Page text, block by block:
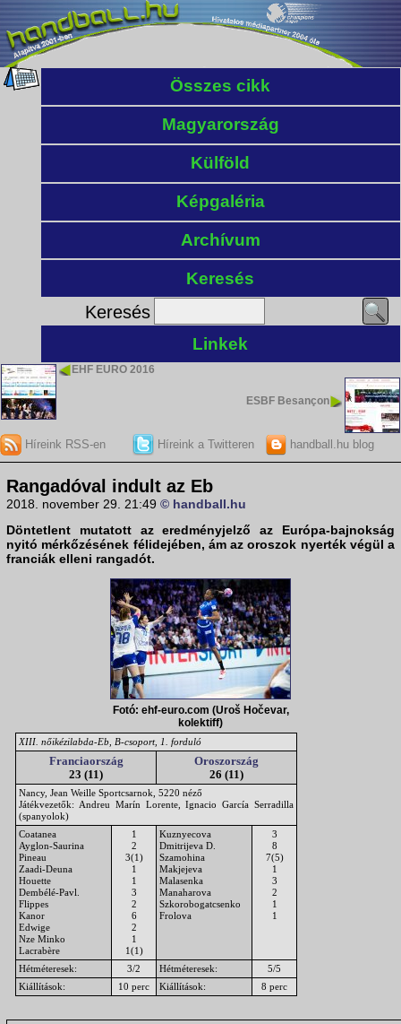
Összes cikk
Magyarország
Külföld
Képgaléria
Archívum
Keresés
Keresés
Linkek
EHF EURO 2016
ESBF Besançon
Híreink RSS-en Híreink a Twitteren handball.hu blog
Rangadóval indult az Eb
2018. november 29. 21:49 © handball.hu
Döntetlent mutatott az eredményjelző az Európa-bajnokság
nyitó mérkőzésének félidejében, ám az oroszok nyerték végül a
franciák elleni rangadót.
Fotó: ehf-euro.com (Uroš Hočevar,
kolektiff)
XIII. nőikézilabda-Eb, B-csoport, 1. forduló
Franciaország
23 (11)
Oroszország
26 (11)
Nancy, Jean Weille Sportcsarnok, 5220 néző
Játékvezetők: Andreu Marín Lorente, Ignacio García Serradilla
(spanyolok)
Coatanea
Ayglon-Saurina
Pineau
Zaadi-Deuna
Houette
Dembélé-Pavl.
Flippes
Kanor
Edwige
Nze Minko
Lacrabère
1
2
3(1)
1
1
3
2
6
2
1
1(1)
Kuznyecova
Dmitrijeva D.
Szamohina
Makjejeva
Malasenka
Manaharova
Szkorobogatcsenko
Frolova
3
8
7(5)
1
3
2
1
1
Hétméteresek: 3/2 Hétméteresek:
5/5
Kiállítások:
10 perc Kiállítások: 8 perc